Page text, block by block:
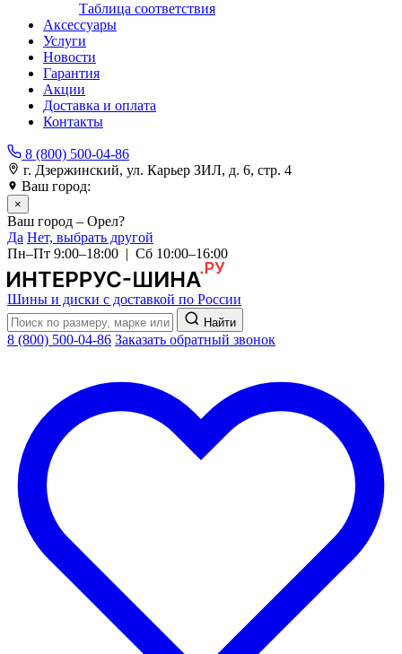
Таблица соответствия
Аксессуары
Услуги
Новости
Гарантия
Акции
Доставка и оплата
Контакты
8 (800) 500-04-86
г. Дзержинский, ул. Карьер ЗИЛ, д. 6, стр. 4
Ваш город:
×
Ваш город – Орел?
Да Нет, выбрать другой
Пн–Пт 9:00–18:00 | Сб 10:00–16:00
Шины и диски с доставкой по России
Найти
8 (800) 500-04-86 Заказать обратный звонок